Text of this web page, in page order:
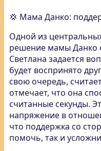
💢 Мама Данко:
Одной из
решение мамы Данко
Светлана задается
будет воспринято
свою очередь,
отмечает, что она
считанные секунды.
напряжение в
что поддержка со
помочь, так и